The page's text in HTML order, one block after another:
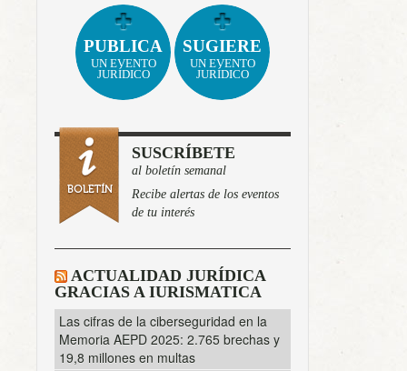
PUBLICA
UN EVENTO
JURÍDICO
SUGIERE
UN EVENTO
JURÍDICO
SUSCRÍBETE
al boletín semanal
Recibe alertas de los eventos
de tu interés
ACTUALIDAD JURÍDICA
GRACIAS A IURISMATICA
Las cifras de la ciberseguridad en la
Memoria AEPD 2025: 2.765 brechas y
19,8 millones en multas